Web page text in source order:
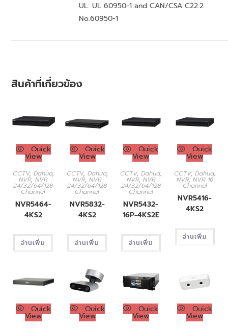
UL: UL 60950-1 and CAN/CSA C22.2
No.60950-1
สินค้าที่เกี่ยวข้อง
Quick
View
CCTV, Dahua,
NVR,NVR
24/32/64/128
Channel
NVR5464-
4KS2
อ่านเพิ่ม
Quick
View
CCTV, Dahua,
NVR,NVR
24/32/64/128
Channel
NVR5832-
4KS2
อ่านเพิ่ม
Quick
View
CCTV,Dahua,
NVR, NVR
24/32/64/128
Channel
NVR5432-
16P-4KS2E
อ่านเพิ่ม
Quick
View
CCTV,Dahua,
NVR,NVR 16
Channel
NVR5416-
4KS2
อ่านเพิ่ม
Quick
View
Quick
View
Quick
View
Quick
View